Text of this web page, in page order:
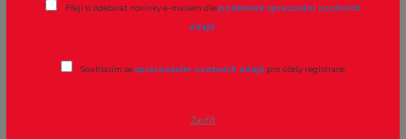
Přeji si odebírat novinky e-mailem dlepodmínek zpracování osobních
údajů.
Souhlasím se zpracováním osobních údajů pro účely registrace.
Zavřít